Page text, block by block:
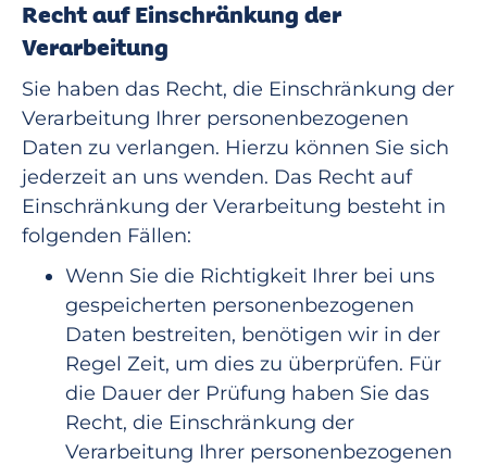
Recht auf Einschränkung der
Verarbeitung
Sie haben das Recht, die Einschränkung der
Verarbeitung Ihrer personenbezogenen
Daten zu verlangen. Hierzu können Sie sich
jederzeit an uns wenden. Das Recht auf
Einschränkung der Verarbeitung besteht in
folgenden Fällen:
Wenn Sie die Richtigkeit Ihrer bei uns
gespeicherten personenbezogenen
Daten bestreiten, benötigen wir in der
Regel Zeit, um dies zu überprüfen. Für
die Dauer der Prüfung haben Sie das
Recht, die Einschränkung der
Verarbeitung Ihrer personenbezogenen